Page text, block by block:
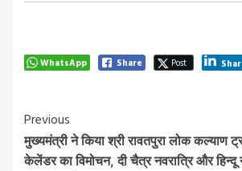
WhatsApp Share Post
Post
Navigation
Previous
मुख्यमंत्री ने किया श्री रावतपुरा लोक कल्याण
केलेंडर का विमोचन, दी चैत्र नवरात्रि और हिन्दू